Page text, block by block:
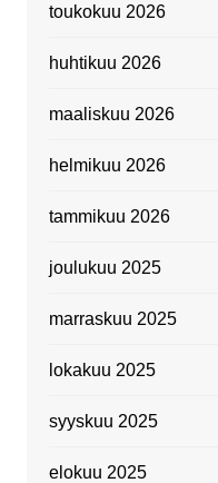
toukokuu 2026
huhtikuu 2026
maaliskuu 2026
helmikuu 2026
tammikuu 2026
joulukuu 2025
marraskuu 2025
lokakuu 2025
syyskuu 2025
elokuu 2025